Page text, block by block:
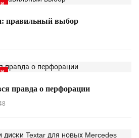
правильный выбор
правда о перфорации